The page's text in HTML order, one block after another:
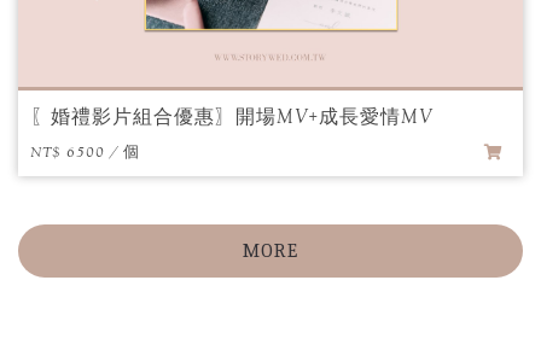
〖婚禮影片組合優惠〗開場MV+成長愛情MV
NT$ 6500 / 個
MORE